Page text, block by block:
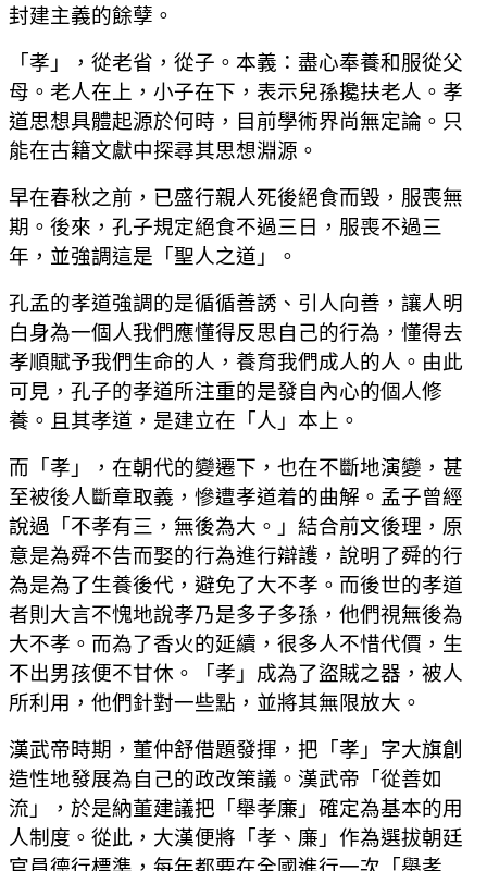
封建主義的餘孽。
「孝」，從老省，從子。本義：盡心奉養和服從父
母。老人在上，小子在下，表示兒孫攙扶老人。孝
道思想具體起源於何時，目前學術界尚無定論。只
能在古籍文獻中探尋其思想淵源。
早在春秋之前，已盛行親人死後絕食而毀，服喪無
期。後來，孔子規定絕食不過三日，服喪不過三
年，並強調這是「聖人之道」。
孔孟的孝道強調的是循循善誘、引人向善，讓人明
白身為一個人我們應懂得反思自己的行為，懂得去
孝順賦予我們生命的人，養育我們成人的人。由此
可見，孔子的孝道所注重的是發自內心的個人修
養。且其孝道，是建立在「人」本上。
而「孝」，在朝代的變遷下，也在不斷地演變，甚
至被後人斷章取義，慘遭孝道着的曲解。孟子曾經
說過「不孝有三，無後為大。」結合前文後理，原
意是為舜不告而娶的行為進行辯護，說明了舜的行
為是為了生養後代，避免了大不孝。而後世的孝道
者則大言不愧地說孝乃是多子多孫，他們視無後為
大不孝。而為了香火的延續，很多人不惜代價，生
不出男孩便不甘休。「孝」成為了盜賊之器，被人
所利用，他們針對一些點，並將其無限放大。
漢武帝時期，董仲舒借題發揮，把「孝」字大旗創
造性地發展為自己的政改策議。漢武帝「從善如
流」，於是納董建議把「舉孝廉」確定為基本的用
人制度。從此，大漢便將「孝、廉」作為選拔朝廷